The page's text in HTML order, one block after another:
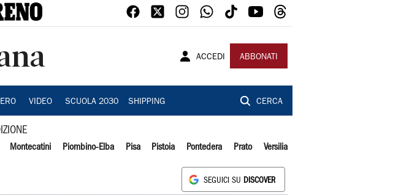
ACCEDI ABBONATI
VIDEO SCUOLA 2030 SHIPPING CERCA
Montecatini Piombino-Elba Pisa Pistoia Pontedera Prato Versilia
SEGUICI SU DISCOVER